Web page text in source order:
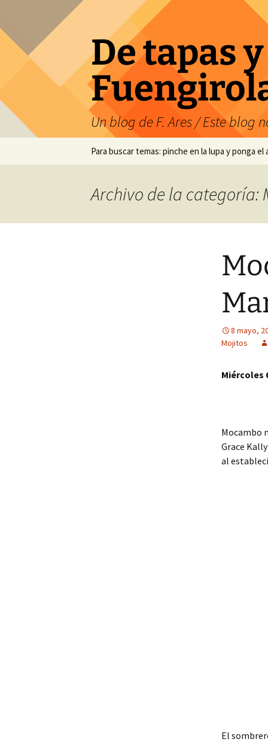
contenido
De tapas
Un blog de F. Ares / Este blog
Para buscar temas: pinche en la lupa y ponga
Archivo de la categoría:
8 mayo,
Mojitos
Miércoles
Mocambo
Grace
al
El